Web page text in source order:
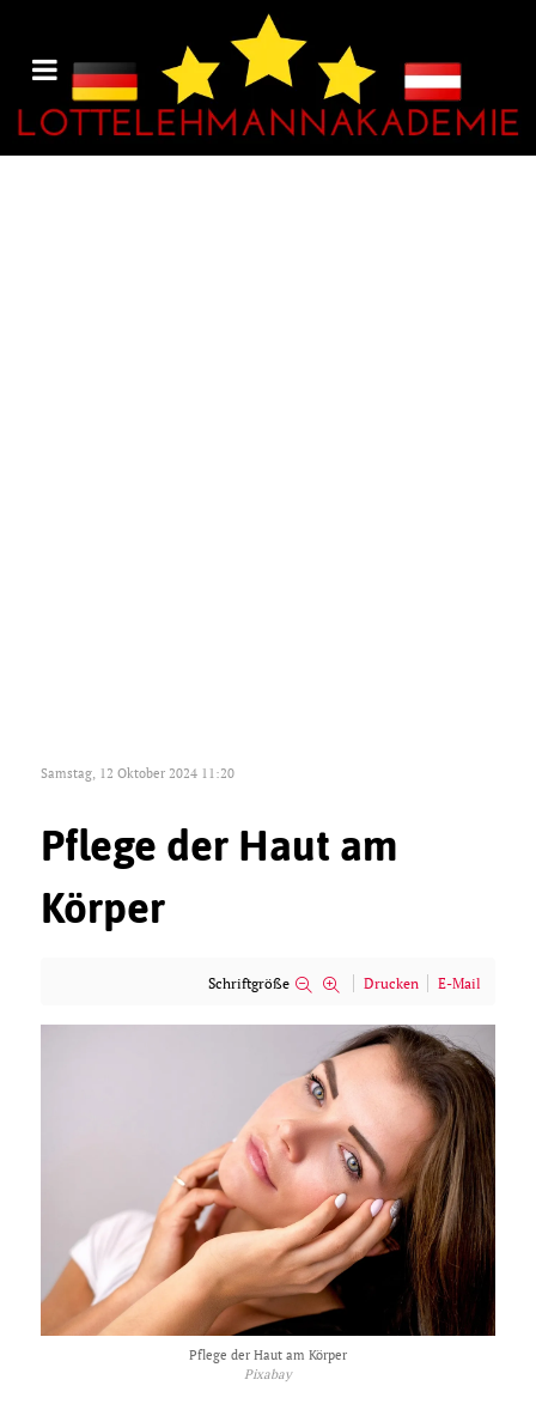
Samstag, 12 Oktober 2024 11:20
Pflege der Haut am
Körper
Schriftgröße Drucken E-Mail
Pflege der Haut am Körper
Pixabay